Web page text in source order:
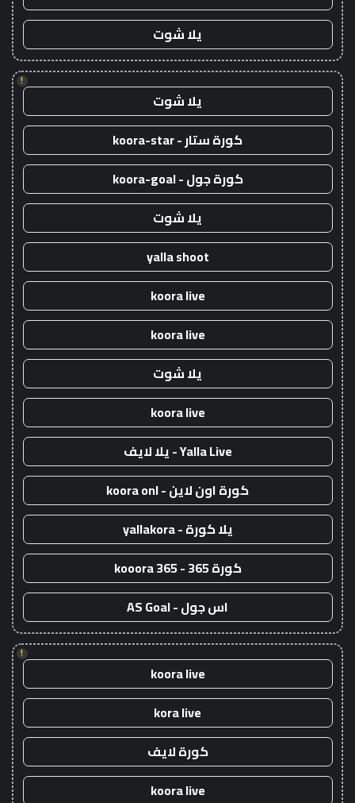
يلا شوت
!
يلا شوت
كورة ستار - koora-star
كورة جول - koora-goal
يلا شوت
yalla shoot
koora live
koora live
يلا شوت
koora live
Yalla Live - يلا لايف
كورة اون لاين - koora onl
يلا كورة - yallakora
كورة 365 - kooora 365
اس جول - AS Goal
!
koora live
kora live
كورة لايف
koora live